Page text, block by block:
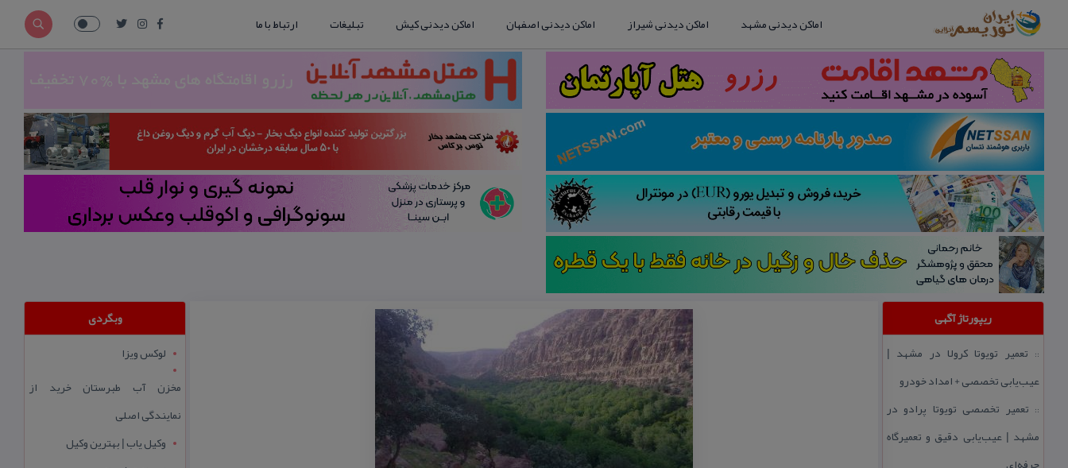
اماکن دیدنی مشهد اماکن دیدنی شیراز اماکن دیدنی اصفهان اماکن دیدنی کیش تبلیغات ارتباط با ما
ریپورتاژ آگهی
:: تعمیر تویوتا كرولا در مشهد |
عیب‌یابی تخصصی + امداد خودرو
:: تعمیر تخصصی تویوتا پرادو در
مشهد | عیب‌یابی دقیق و تعمیرگاه
وبگردی
لوکس ویزا
مخزن آب طبرستان خرید از
نمایندگی اصلی
وکیل یاب | بهترین وکیل